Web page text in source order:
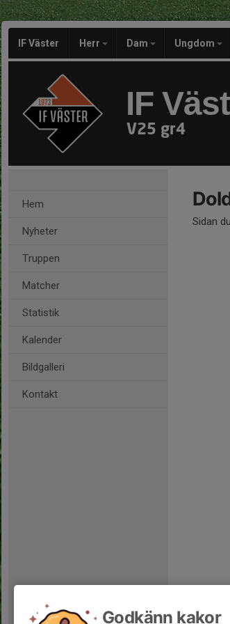
IF Väster Herr Dam Ungdom
IF
V25 gr4
Hem
Nyheter
Truppen
Matcher
Statistik
Kalender
Bildgalleri
Kontakt
Sidan
Godkänn kakor